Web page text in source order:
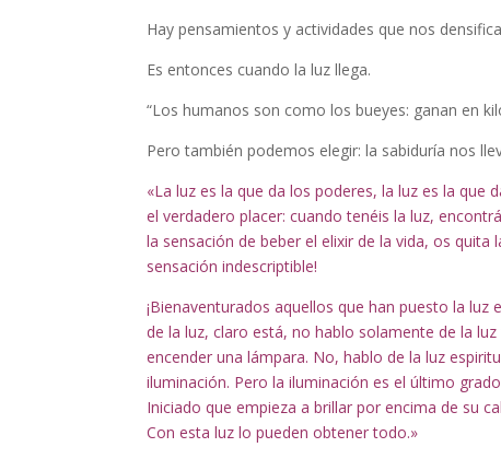
Hay pensamientos y actividades que nos
Es entonces cuando la luz llega.
“Los humanos son como los bueyes: ganan en
Pero también podemos elegir: la sabiduría nos
«La luz es la que da los poderes, la luz es la que
el verdadero placer: cuando tenéis la luz,
la sensación de beber el elixir de la vida, os quita
sensación indescriptible!
¡Bienaventurados aquellos que han puesto la
de la luz, claro está, no hablo solamente de la
encender una lámpara. No, hablo de la luz
iluminación. Pero la iluminación es el último
Iniciado que empieza a brillar por encima de su
Con esta luz lo pueden obtener todo.»